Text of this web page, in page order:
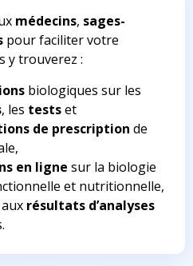
médecins, sages-
pour faciliter votre
y trouverez :
biologiques sur les
, les testset
de prescription de
en ligne sur la biologie
et nutritionnelle,
résultats d’analyses